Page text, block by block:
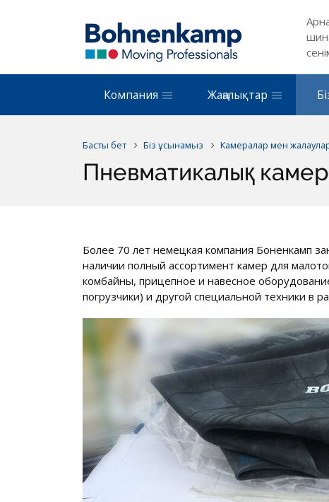
Компания Жаңалықтар
Басты бет Біз ұсынамыз Камералар мен
Пневматикалық
Более 70 лет немецкая компания Боненкамп
наличии полный ассортимент камер для
комбайны, прицепное и навесное
погрузчики) и другой специальной техники в